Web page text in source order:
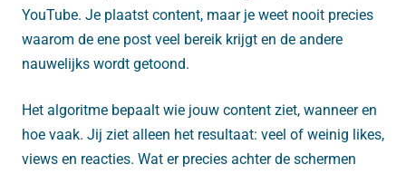
YouTube. Je plaatst content, maar je weet nooit precies
waarom de ene post veel bereik krijgt en de andere
nauwelijks wordt getoond.
Het algoritme bepaalt wie jouw content ziet, wanneer en
hoe vaak. Jij ziet alleen het resultaat: veel of weinig likes,
views en reacties. Wat er precies achter de schermen